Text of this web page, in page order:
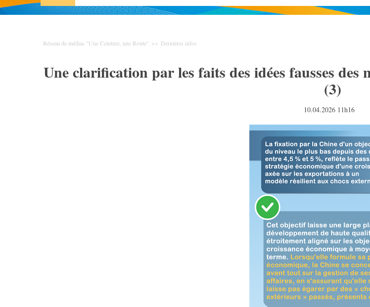
Réseau de médias "Une Ceinture, une Route" >> Dernières infos
Une clarification par les faits des idées fausses
(3)
10.04.2026 11h16